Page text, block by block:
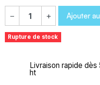
− + Ajouter
Rupture de stock
Livraison rapide
ht